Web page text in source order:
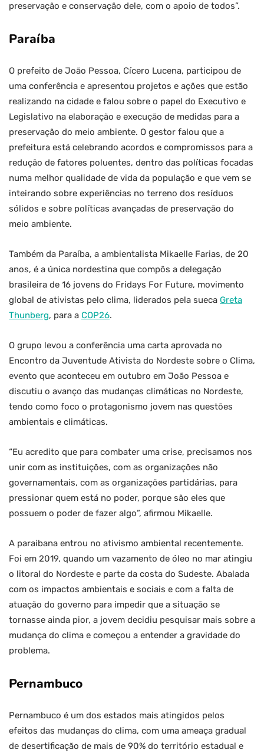
preservação e conservação dele, com o apoio de todos”.
Paraíba
O prefeito de João Pessoa, Cícero Lucena, participou de
uma conferência e apresentou projetos e ações que estão
realizando na cidade e falou sobre o papel do Executivo e
Legislativo na elaboração e execução de medidas para a
preservação do meio ambiente. O gestor falou que a
prefeitura está celebrando acordos e compromissos para a
redução de fatores poluentes, dentro das políticas focadas
numa melhor qualidade de vida da população e que vem se
inteirando sobre experiências no terreno dos resíduos
sólidos e sobre políticas avançadas de preservação do
meio ambiente.
Também da Paraíba, a ambientalista Mikaelle Farias, de 20
anos, é a única nordestina que compôs a delegação
brasileira de 16 jovens do Fridays For Future, movimento
global de ativistas pelo clima, liderados pela sueca Greta
Thunberg, para a COP26.
O grupo levou a conferência uma carta aprovada no
Encontro da Juventude Ativista do Nordeste sobre o Clima,
evento que aconteceu em outubro em João Pessoa e
discutiu o avanço das mudanças climáticas no Nordeste,
tendo como foco o protagonismo jovem nas questões
ambientais e climáticas.
“Eu acredito que para combater uma crise, precisamos nos
unir com as instituições, com as organizações não
governamentais, com as organizações partidárias, para
pressionar quem está no poder, porque são eles que
possuem o poder de fazer algo”, afirmou Mikaelle.
A paraibana entrou no ativismo ambiental recentemente.
Foi em 2019, quando um vazamento de óleo no mar atingiu
o litoral do Nordeste e parte da costa do Sudeste. Abalada
com os impactos ambientais e sociais e com a falta de
atuação do governo para impedir que a situação se
tornasse ainda pior, a jovem decidiu pesquisar mais sobre a
mudança do clima e começou a entender a gravidade do
problema.
Pernambuco
Pernambuco é um dos estados mais atingidos pelos
efeitos das mudanças do clima, com uma ameaça gradual
de desertificação de mais de 90% do território estadual e